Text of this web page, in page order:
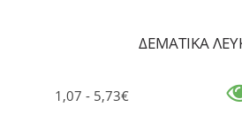
ΔΕΜΑΤΙΚΑ
1,07 - 5,73€